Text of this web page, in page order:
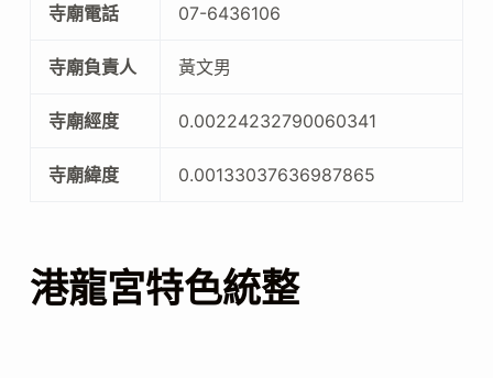
寺廟電話 07-6436106
寺廟負責人 黃文男
寺廟經度 0.00224232790060341
寺廟緯度 0.00133037636987865
港龍宮特色統整